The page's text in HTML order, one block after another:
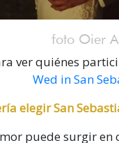
foto Oier
ver quiénes
Wed in San
elegir San
puede surgir